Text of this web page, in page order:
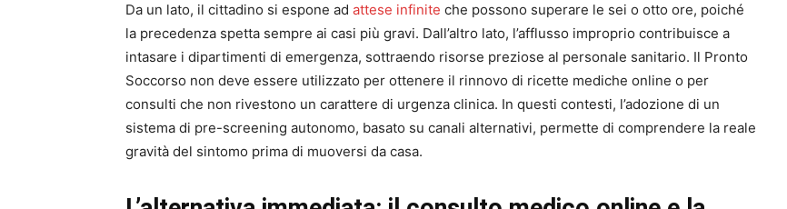
Da un lato, il cittadino si espone ad attese infinite che possono superare le sei o otto ore, poiché
la precedenza spetta sempre ai casi più gravi. Dall’altro lato, l’afflusso improprio contribuisce a
intasare i dipartimenti di emergenza, sottraendo risorse preziose al personale sanitario. Il Pronto
Soccorso non deve essere utilizzato per ottenere il rinnovo di ricette mediche online o per
consulti che non rivestono un carattere di urgenza clinica. In questi contesti, l’adozione di un
sistema di pre-screening autonomo, basato su canali alternativi, permette di comprendere la reale
gravità del sintomo prima di muoversi da casa.